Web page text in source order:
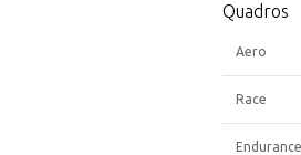
Quadros
Aero
Race
Endurance